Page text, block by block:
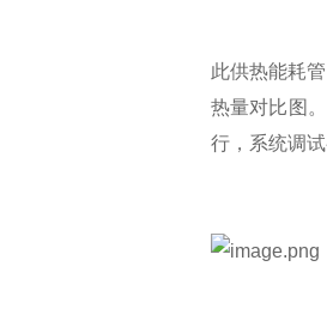
此供热能耗
热量对比图
行，系统调